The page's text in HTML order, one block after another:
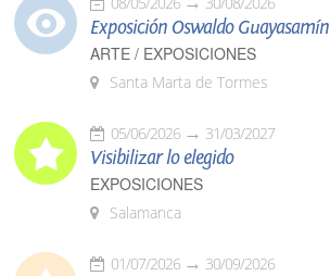
Exposición Oswaldo Guayasamín
ARTE / EXPOSICIONES
Santa Marta de Tormes
05/06/2026 31/03/2027
Visibilizar lo elegido
EXPOSICIONES
Salamanca
01/07/2026 30/09/2026